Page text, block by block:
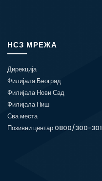
НСЗ МРЕЖА
Дирекција
Филијала Београд
Филијала Нови Сад
Филијала Ниш
Сва места
Позивни центар 0800/300-301